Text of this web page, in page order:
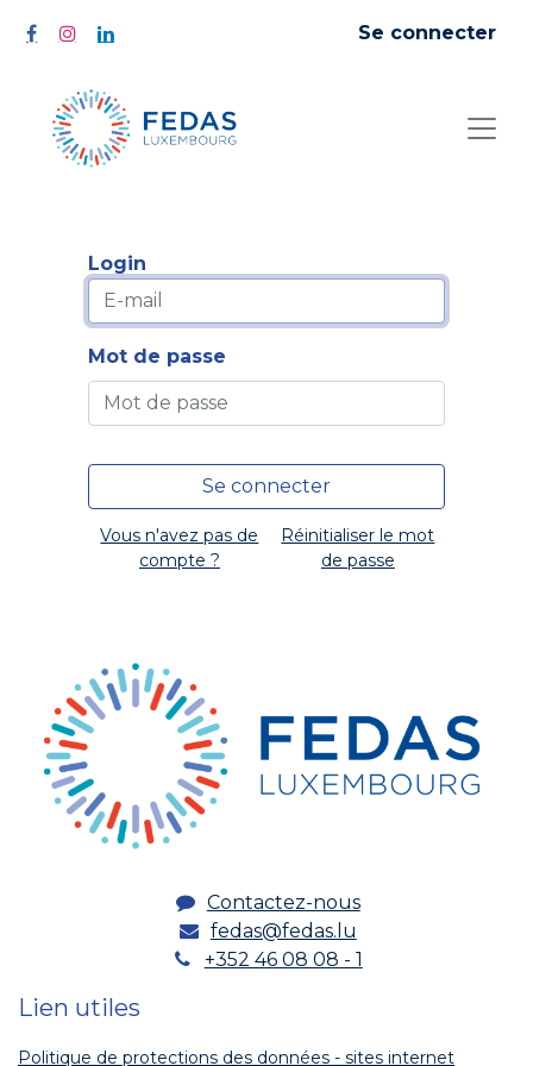
Se connecter
Login
Mot de passe
Se connecter
Vous n'avez pas de
compte ?
Réinitialiser le mot
de passe
Contactez-nous
fedas@fedas.lu
+352 46 08 08 - 1
Lien utiles
Politique de protections des données - sites internet